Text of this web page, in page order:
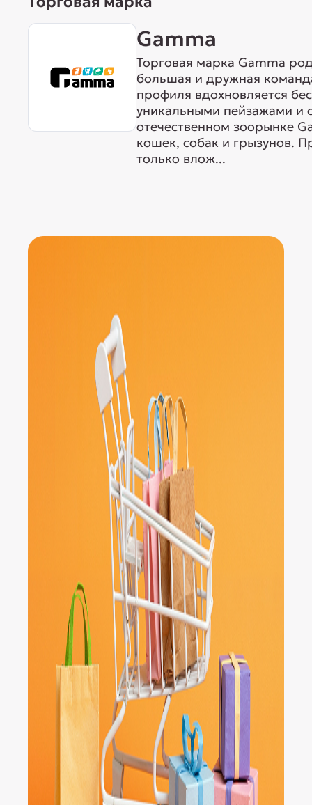
Gamma
Торговая марка Gamma
большая и дружная
профиля вдохновляется
уникальными пейзажами и
отечественном зоорынке
кошек, собак и грызунов.
только влож...